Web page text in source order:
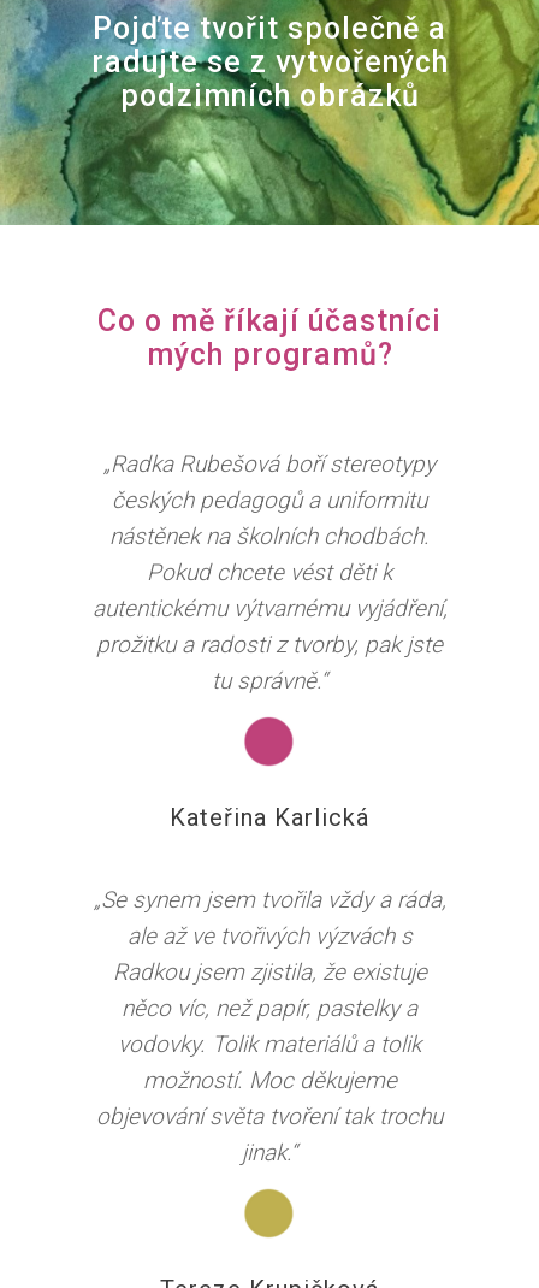
Pojďte tvořit společně a
radujte se z vytvořených
podzimních obrázků
Co o mě říkají účastníci
mých programů?
„Radka Rubešová boří stereotypy
českých pedagogů a uniformitu
nástěnek na školních chodbách.
Pokud chcete vést děti k
autentickému výtvarnému vyjádření,
prožitku a radosti z tvorby, pak jste
tu správně.“
Kateřina Karlická
„Se synem jsem tvořila vždy a ráda,
ale až ve tvořivých výzvách s
Radkou jsem zjistila, že existuje
něco víc, než papír, pastelky a
vodovky. Tolik materiálů a tolik
možností. Moc děkujeme
objevování světa tvoření tak trochu
jinak.“